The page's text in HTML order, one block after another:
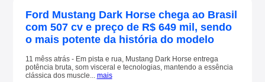
Ford Mustang Dark Horse chega ao Brasil
com 507 cv e preço de R$ 649 mil, sendo
o mais potente da história do modelo
11 mêss atrás - Em pista e rua, Mustang Dark Horse entrega
potência bruta, som visceral e tecnologias, mantendo a essência
clássica dos muscle... mais